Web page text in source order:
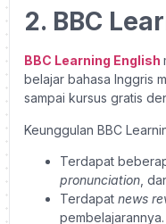
2. BBC
BBC Learning English
belajar bahasa Inggris
sampai kursus gratis
Keunggulan BBC
Terdapat
pronunciation ,
Terdapat news
pembelajarannya.